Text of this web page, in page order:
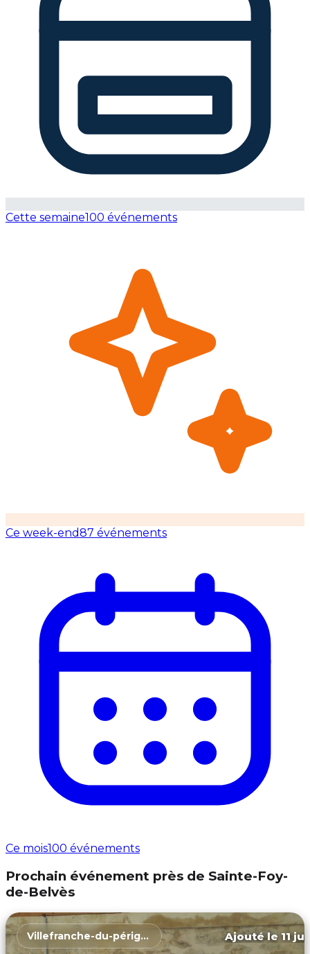
Cette semaine100 événements
Ce week-end87 événements
Ce mois100 événements
Prochain événement près de Sainte-Foy-
de-Belvès
Villefranche-du-périgord Ajouté le 11